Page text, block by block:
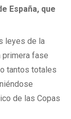
España, que
leyes de la
primera fase
tantos totales
de las Copas